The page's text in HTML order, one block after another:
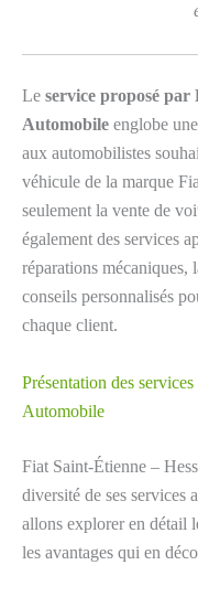
Le service proposé par
Automobile englobe
aux automobilistes
véhicule de la marque
seulement la vente de
également des services
réparations mécaniques,
conseils personnalisés
chaque client.
Présentation des
Automobile
Fiat Saint-Étienne –
diversité de ses services
allons explorer en détail
les avantages qui en